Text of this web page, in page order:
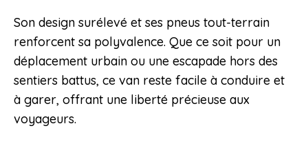
Son design surélevé et ses pneus tout-terrain
renforcent sa polyvalence. Que ce soit pour un
déplacement urbain ou une escapade hors des
sentiers battus, ce van reste facile à conduire et
à garer, offrant une liberté précieuse aux
voyageurs.